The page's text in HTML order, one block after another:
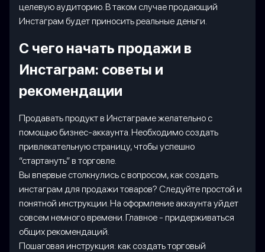
целевую аудиторию. В таком случае продающий
Инстаграм будет приносить реальные деньги.
С чего начать продажи в
Инстаграм: советы и
рекомендации
Продавать продукт в Инстаграме желательно с
помощью бизнес-аккаунта. Необходимо создать
привлекательную страницу, чтобы успешно
“стартануть” в торговле.
Вы впервые столкнулись с вопросом, как создать
инстаграм для продажи товаров? Следуйте простой и
понятной инструкции. На оформление аккаунта уйдет
совсем немного времени. Главное - придерживаться
общих рекомендаций.
Пошаговая инструкция: как создать торговый